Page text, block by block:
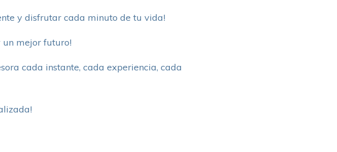
y disfrutar cada minuto de tu vida!
un mejor futuro!
cada instante, cada experiencia, cada